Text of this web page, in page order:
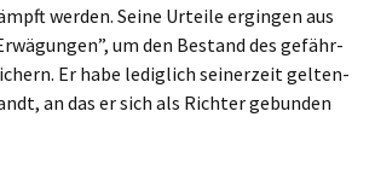
werden. Seine Urtei­le ergin­gen aus
um den Bestand des gefähr­
Er habe ledig­lich seiner­zeit gelten­
an das er sich als Richter gebun­den